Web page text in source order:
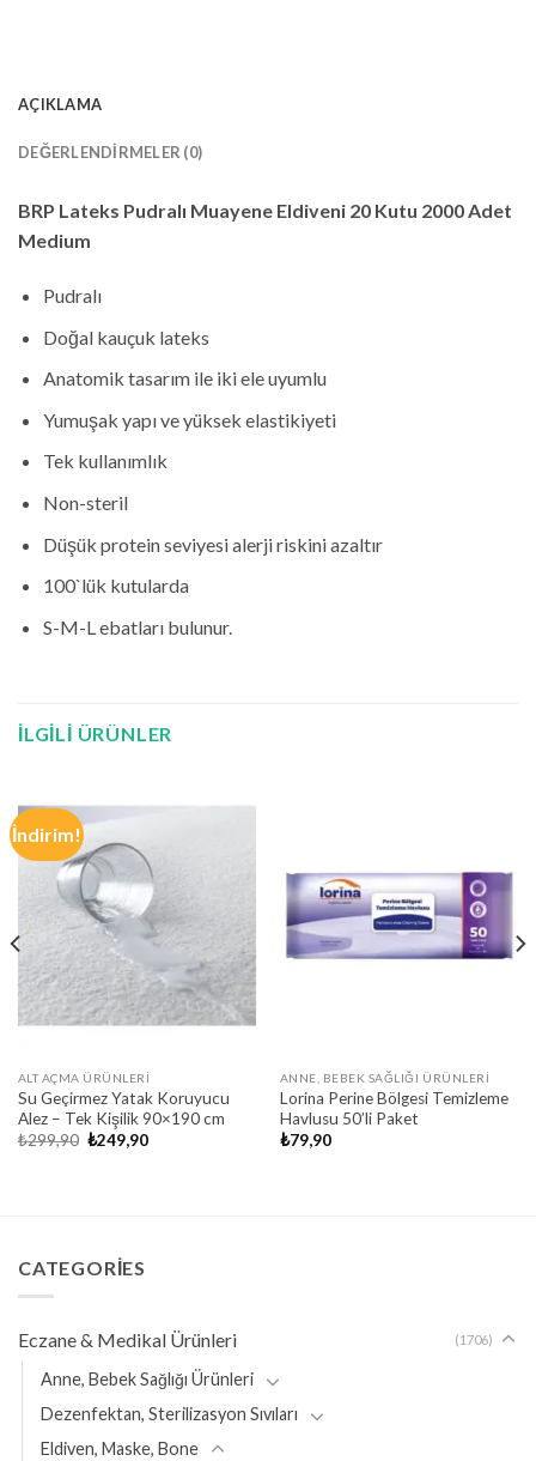
AÇIKLAMA
DEĞERLENDIRMELER (0)
BRP Lateks Pudralı Muayene Eldiveni 20 Kutu 2000 Adet
Medium
Pudralı
Doğal kauçuk lateks
Anatomik tasarım ile iki ele uyumlu
Yumuşak yapı ve yüksek elastikiyeti
Tek kullanımlık
Non-steril
Düşük protein seviyesi alerji riskini azaltır
100`lük kutularda
S-M-L ebatları bulunur.
İLGILI ÜRÜNLER
İndirim!
ALT AÇMA ÜRÜNLERI
Su Geçirmez Yatak Koruyucu
Alez – Tek Kişilik 90×190 cm
₺299,90 Orijinal
₺249,90Şu
ANNE, BEBEK SAĞLIĞI ÜRÜNLERI
Lorina Perine Bölgesi Temizleme
Havlusu 50’li Paket
₺79,90
CATEGORIES
Eczane & Medikal Ürünleri (1706)
Anne, Bebek Sağlığı Ürünleri
Dezenfektan, Sterilizasyon Sıvıları
Eldiven, Maske, Bone